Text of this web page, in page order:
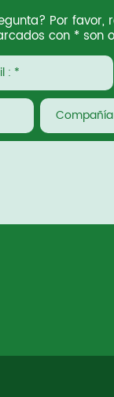
Por favor,
con * son